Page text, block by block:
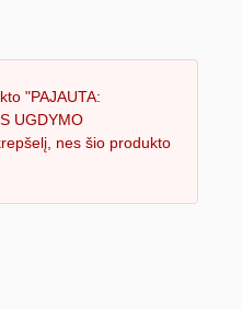
"PAJAUTA:
UGDYMO
nes šio produkto